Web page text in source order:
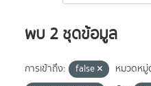
พบ 2 ชุดข้อมูล
การเข้าถึง: false
หมวดหมู่